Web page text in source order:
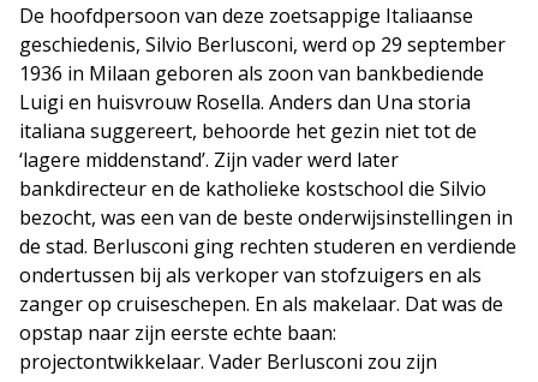
De hoofdpersoon van deze zoetsappige Italiaanse
geschiedenis, Silvio Berlusconi, werd op 29 september
1936 in Milaan geboren als zoon van bankbediende
Luigi en huisvrouw Rosella. Anders dan Una storia
italiana suggereert, behoorde het gezin niet tot de
‘lagere middenstand’. Zijn vader werd later
bankdirecteur en de katholieke kostschool die Silvio
bezocht, was een van de beste onderwijsinstellingen in
de stad. Berlusconi ging rechten studeren en verdiende
ondertussen bij als verkoper van stofzuigers en als
zanger op cruiseschepen. En als makelaar. Dat was de
opstap naar zijn eerste echte baan:
projectontwikkelaar. Vader Berlusconi zou zijn